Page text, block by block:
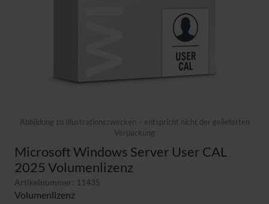
Abbildung zu Illustrationszwecken – entspricht nicht der gelieferten
Verpackung
Microsoft Windows Server User CAL
2025 Volumenlizenz
Artikelnummer: 11435
Volumenlizenz